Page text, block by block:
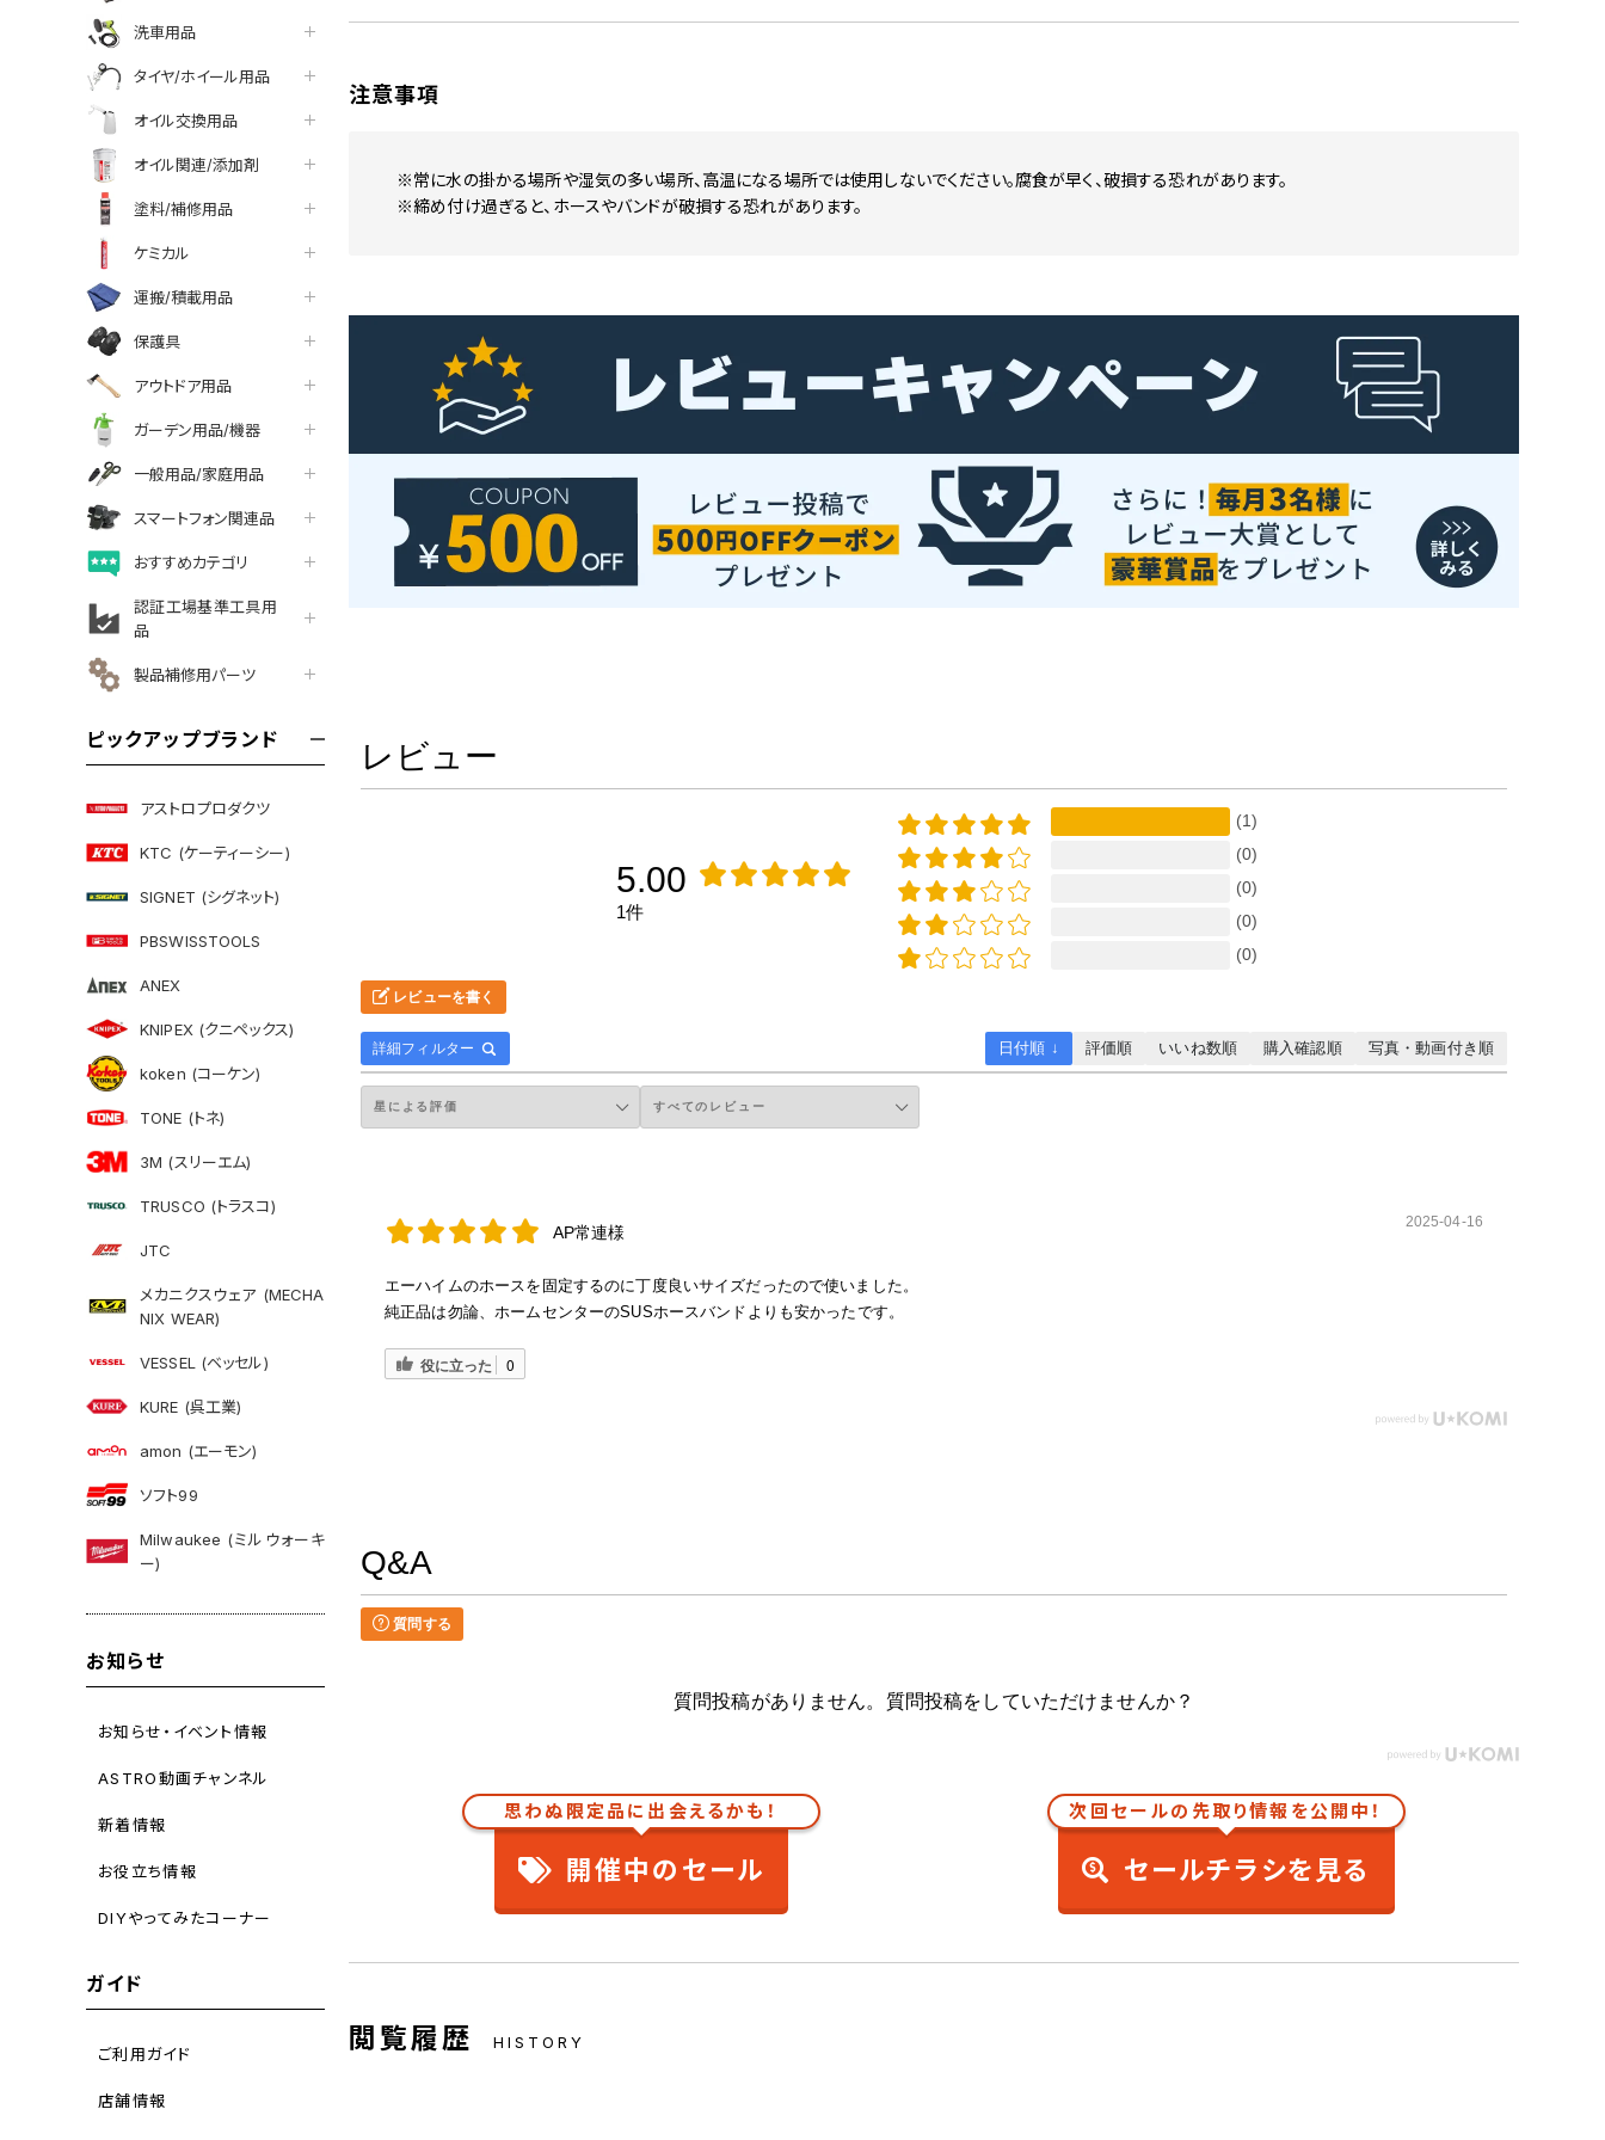
洗車用品
タイヤ/ホイール用品
オイル交換用品
オイル関連/添加剤
塗料/補修用品
ケミカル
運搬/積載用品
保護具
アウトドア用品
ガーデン用品/機器
一般用品/家庭用品
スマートフォン関連品
おすすめカテゴリ
認証工場基準工具用
品
製品補修用パーツ
ピックアップブランド
アストロプロダクツ
KTC (ケーティーシー)
SIGNET (シグネット)
PBSWISSTOOLS
ANEX
KNIPEX (クニペックス)
koken (コーケン)
TONE (トネ)
3M (スリーエム)
TRUSCO (トラスコ)
JTC
メカニクスウェア (MECHA
NIX WEAR)
VESSEL (ベッセル)
KURE (呉工業)
amon (エーモン)
ソフト99
Milwaukee (ミルウォーキ
ー)
お知らせ
お知らせ・イベント情報
ASTRO動画チャンネル
新着情報
お役立ち情報
DIYやってみたコーナー
ガイド
ご利用ガイド
店舗情報
注意事項
※常に水の掛かる場所や湿気の多い場所、高温になる場所では使用しないでください。腐食が早く、破損する恐れがあります。
※締め付け過ぎると、ホースやバンドが破損する恐れがあります。
レビュー
5.00
1件
(1)
(0)
(0)
(0)
(0)
レビューを書く
詳細フィルター 日付順 ↓ 評価順 いいね数順 購入確認順 写真・動画付き順
AP常連様
2025-04-16
エーハイムのホースを固定するのに丁度良いサイズだったので使いました。
純正品は勿論、ホームセンターのSUSホースバンドよりも安かったです。
役に立った 0
Q&A
質問する
質問投稿がありません。質問投稿をしていただけませんか？
思わぬ限定品に出会えるかも！
開催中のセール
次回セールの先取り情報を公開中！
セールチラシを見る
閲覧履歴 HISTORY